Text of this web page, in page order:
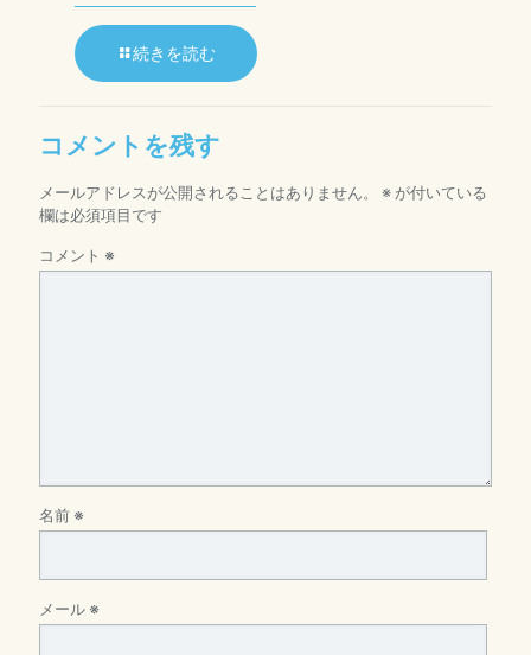
続きを読む
コメントを残す
メールアドレスが公開されることはありません。 ※ が付いている
欄は必須項目です
コメント ※
名前 ※
メール ※